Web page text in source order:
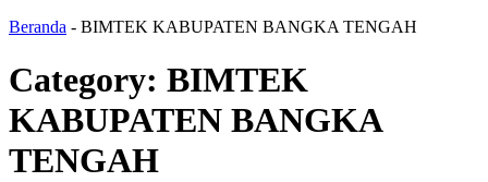
Beranda - BIMTEK KABUPATEN BANGKA TENGAH
Category: BIMTEK
KABUPATEN BANGKA
TENGAH